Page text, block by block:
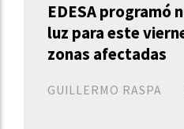
EDESA programó
luz para este
zonas afectadas
GUILLERMO RASPA